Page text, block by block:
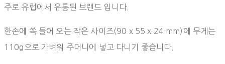
주로 유럽에서 유통된 브랜드 입니다.
한손에 쏙 들어 오는 작은 사이즈(90 x 55 x 24 mm)에 무게는
110g으로 가벼워 주머니에 넣고 다니기 좋습니다.